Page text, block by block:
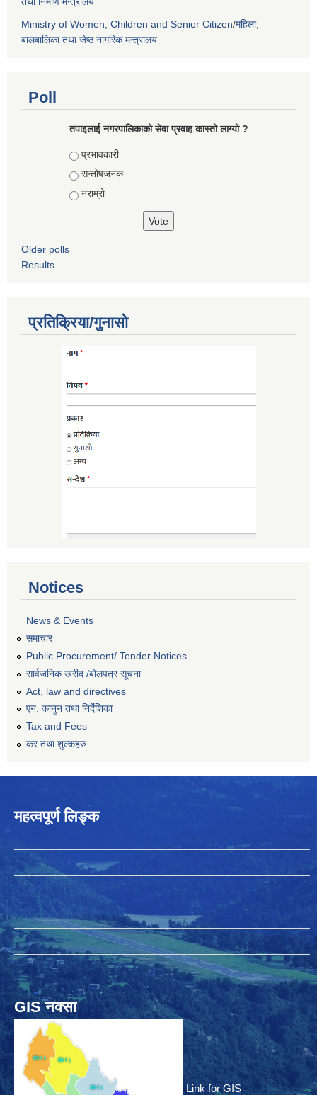
Ministry of Women, Children and Senior Citizen/महिला,
बालबालिका तथा जेष्ठ नागरिक मन्त्रालय
Poll
तपाइलाई नगरपालिकाको सेवा प्रवाह कास्तो लाग्यो ?
Choices
प्रभावकारी
सन्तोषजनक
नराम्रो
Older polls
Results
प्रतिक्रिया/गुनासो
Notices
News & Events
समाचार
Public Procurement/ Tender Notices
सार्वजनिक खरीद /बोलपत्र सूचना
Act, law and directives
एन, कानुन तथा निर्देशिका
Tax and Fees
कर तथा शुल्कहरु
महत्वपूर्ण लिङ्क
GIS नक्सा
Link for GIS